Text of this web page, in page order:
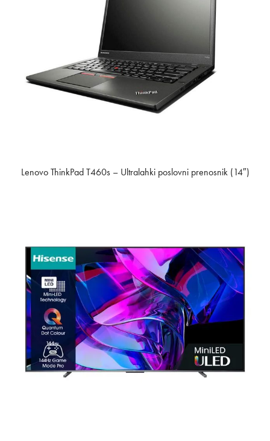
Lenovo ThinkPad T460s – Ultralahki poslovni prenosnik (14″)